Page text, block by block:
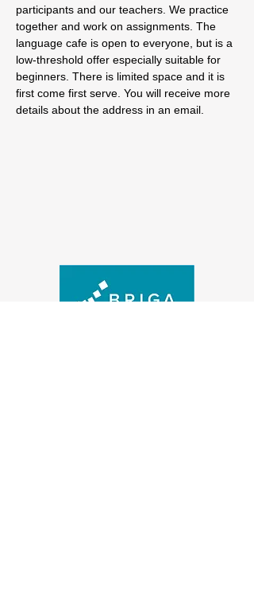
participants and our teachers. We practice
together and work on assignments. The
language cafe is open to everyone, but is a
low-threshold offer especially suitable for
beginners. There is limited space and it is
first come first serve. You will receive more
details about the address in an email.